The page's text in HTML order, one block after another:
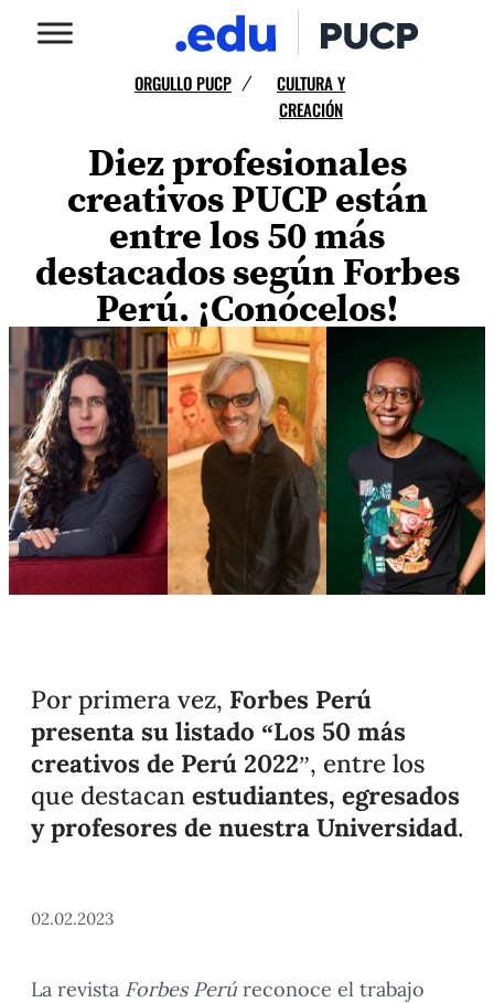
ORGULLO PUCP /
CULTURA Y
CREACIÓN
Diez profesionales
creativos PUCP están
entre los 50 más
destacados según Forbes
Perú. ¡Conócelos!
Por primera vez, Forbes Perú
presenta su listado “Los 50 más
creativos de Perú 2022”, entre los
que destacan estudiantes, egresados
y profesores de nuestra Universidad.
02.02.2023
La revista Forbes Perúreconoce el trabajo